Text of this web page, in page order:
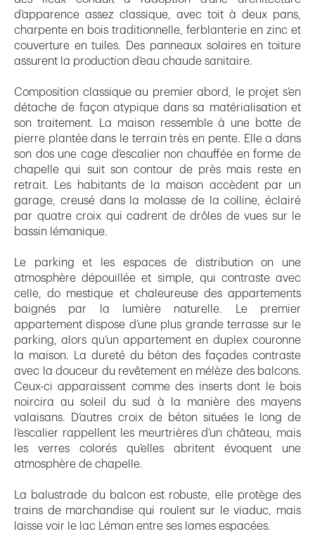
d’apparence assez classique, avec toit à deux pans,
charpente en bois traditionnelle, ferblanterie en zinc et
couverture en tuiles. Des panneaux solaires en toiture
assurent la production d’eau chaude sanitaire.
Composition classique au premier abord, le projet s’en
détache de façon atypique dans sa matérialisation et
son traitement. La maison ressemble à une botte de
pierre plantée dans le terrain très en pente. Elle a dans
son dos une cage d’escalier non chauffée en forme de
chapelle qui suit son contour de près mais reste en
retrait. Les habitants de la maison accèdent par un
garage, creusé dans la molasse de la colline, éclairé
par quatre croix qui cadrent de drôles de vues sur le
bassin lémanique.
Le parking et les espaces de distribution on une
atmosphère dépouillée et simple, qui contraste avec
celle, do mestique et chaleureuse des appartements
baignés par la lumière naturelle. Le premier
appartement dispose d’une plus grande terrasse sur le
parking, alors qu’un appartement en duplex couronne
la maison. La dureté du béton des façades contraste
avec la douceur du revêtement en mélèze des balcons.
Ceux-ci apparaissent comme des inserts dont le bois
noircira au soleil du sud à la manière des mayens
valaisans. D’autres croix de béton situées le long de
l’escalier rappellent les meurtrières d’un château, mais
les verres colorés qu’elles abritent évoquent une
atmosphère de chapelle.
La balustrade du balcon est robuste, elle protège des
trains de marchandise qui roulent sur le viaduc, mais
laisse voir le lac Léman entre ses lames espacées.